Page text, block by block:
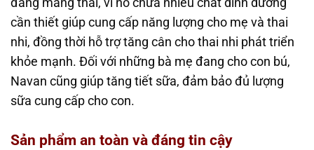
đang mang thai, vì nó chứa nhiều chất dinh dưỡng
cần thiết giúp cung cấp năng lượng cho mẹ và thai
nhi, đồng thời hỗ trợ tăng cân cho thai nhi phát triển
khỏe mạnh. Đối với những bà mẹ đang cho con bú,
Navan cũng giúp tăng tiết sữa, đảm bảo đủ lượng
sữa cung cấp cho con.
Sản phẩm an toàn và đáng tin cậy